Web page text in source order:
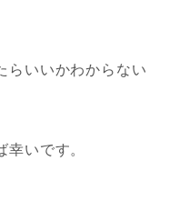
らいいかわからない
幸いです。